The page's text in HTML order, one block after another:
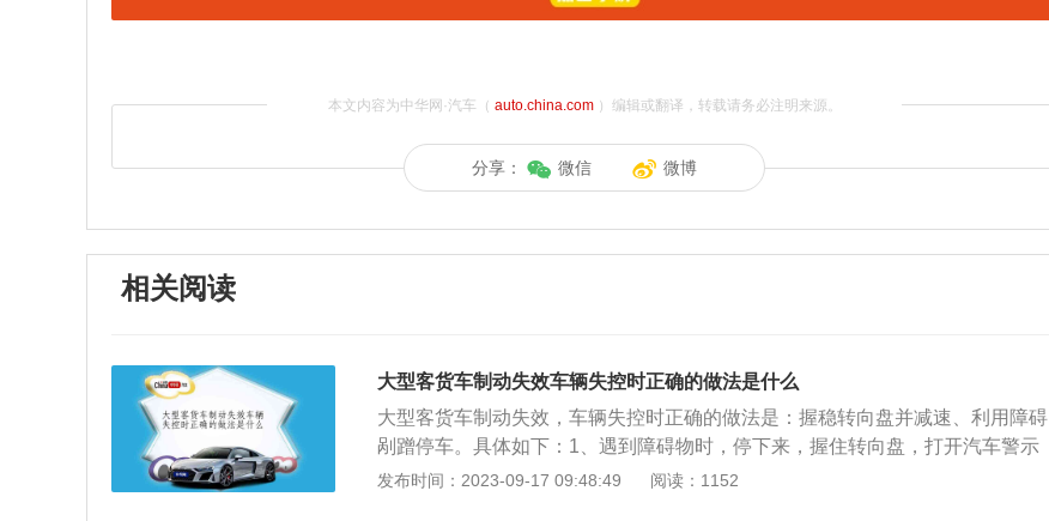
本文内容为中华网·汽车（ auto.china.com）编辑或翻译，转载请务必注明来源。
分享： 微信 微博
相关阅读
大型客货车制动失效车辆失控时正确的做法是什么
大型客货车制动失效，车辆失控时正确的做法是：握稳转向盘并减速、利用障碍
剐蹭停车。具体如下：1、遇到障碍物时，停下来，握住转向盘，打开汽车警示
灯，鸣笛提醒前车注意让道，并及时寻找合适的路段减速，例如在上坡或者高速
发布时间：2023-09-17 09:48:49 阅读：1152